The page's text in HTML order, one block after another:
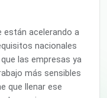
están acelerando a
nacionales
las empresas ya
más sensibles
que llenar ese